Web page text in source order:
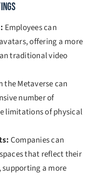
Employees can
offering a more
traditional video
the Metaverse can
number of
limitations of physical
Companies can
that reflect their
a more